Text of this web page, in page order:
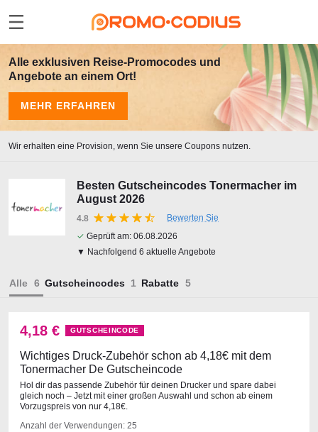
Alle exklusiven Reise-Promocodes und
Angebote an einem Ort!
MEHR ERFAHREN
Wir erhalten eine Provision, wenn Sie unsere Coupons nutzen.
Besten Gutscheincodes Tonermacher im
August 2026
4.8
Bewerten Sie
✓ Geprüft am: 06.08.2026
▼ Nachfolgend 6 aktuelle Angebote
Alle Gutscheincodes Rabatte
4,18 € GUTSCHEINCODE
Wichtiges Druck-Zubehör schon ab 4,18€ mit dem
Tonermacher De Gutscheincode
Hol dir das passende Zubehör für deinen Drucker und spare dabei
gleich noch – Jetzt mit einer großen Auswahl und schon ab einem
Vorzugspreis von nur 4,18€.
Anzahl der Verwendungen: 25